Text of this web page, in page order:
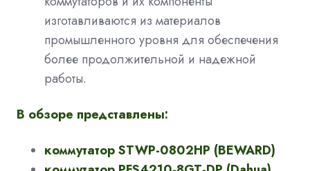
изготавливаются из материалов
промышленного уровня для обеспечения
более продолжительной и надежной
работы.
В обзоре представлены:
коммутатор STWP-0802HP (BEWARD)